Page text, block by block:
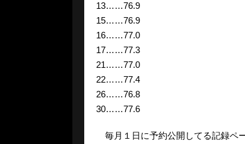
13……76.9
15……76.9
16……77.0
17……77.3
21……77.0
22……77.4
26……76.8
30……77.6
毎月１日に予約公開してる記録ペ